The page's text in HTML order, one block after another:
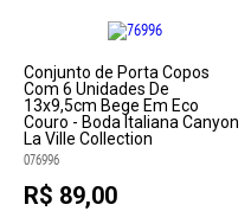
Conjunto de Porta Copos
Com 6 Unidades De
13x9,5cm Bege Em Eco
Couro - Boda Italiana Canyon
La Ville Collection
076996
R$ 89,00